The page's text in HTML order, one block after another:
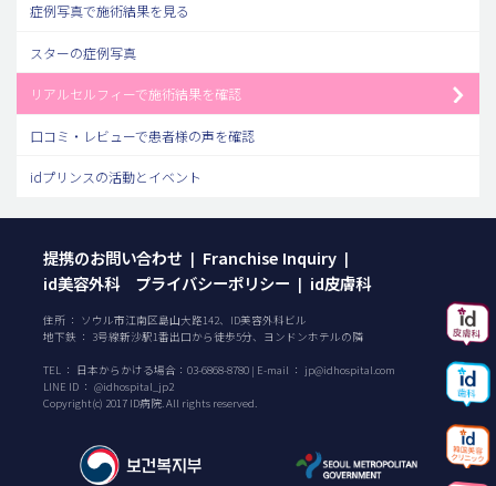
症例写真で施術結果を見る
スターの症例写真
リアルセルフィーで施術結果を確認
口コミ・レビューで患者様の声を確認
idプリンスの活動とイベント
提携のお問い合わせ | Franchise Inquiry |
id美容外科 プライバシーポリシー | id皮膚科
住所 ： ソウル市江南区島山大路142、ID美容外科ビル
地下鉄 ： 3号線新沙駅1番出口から徒歩5分、ヨンドンホテルの隣
TEL ： 日本からかける場合： 03-6868-8780 | E-mail ： jp@idhospital.com
LINE ID ： @idhospital_jp2
Copyright(c) 2017 ID病院. All rights reserved.